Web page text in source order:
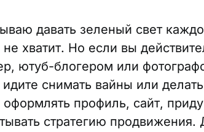
давать зеленый свет
хватит. Но если вы
ютуб-блогером или
снимать вайны или
оформлять профиль, сайт,
стратегию продвижения.